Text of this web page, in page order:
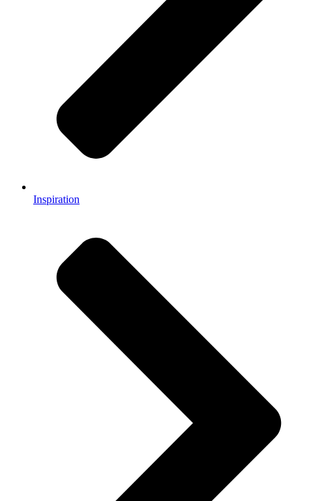
Inspiration